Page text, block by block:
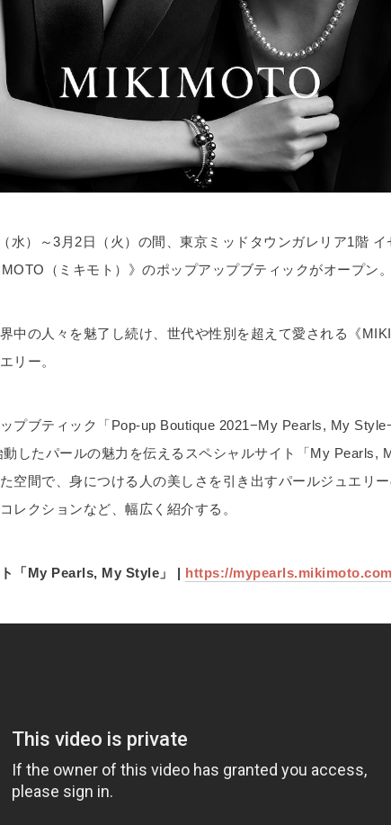
水）～3月2日（火）の間、東京ミッドタウンガレリア1階 イ
（ミキモト）》のポップアップブティックがオープン
中の人々を魅了し続け、世代や性別を超えて愛される《
リー。
プブティック「Pop-up Boutique 2021−My Pearls, My
動したパールの魅力を伝えるスペシャルサイト「My Pearls,
空間で、身につける人の美しさを引き出すパールジュエリ
レクションなど、幅広く紹介する。
「My Pearls, My Style」 | https://